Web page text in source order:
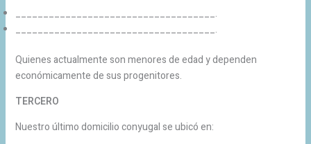
____________________________________.
____________________________________.
Quienes actualmente son menores de edad y dependen
económicamente de sus progenitores.
TERCERO
Nuestro último domicilio conyugal se ubicó en: